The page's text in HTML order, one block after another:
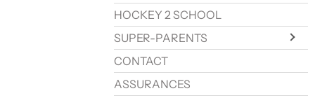
HOCKEY 2 SCHOOL
SUPER-PARENTS
CONTACT
ASSURANCES